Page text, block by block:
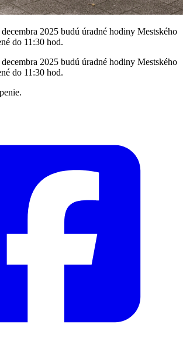
2025 budú úradné hodiny Mestského
do 11:30 hod.
2025 budú úradné hodiny Mestského
do 11:30 hod.